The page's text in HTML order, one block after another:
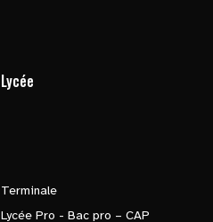
Lycée
Terminale
Lycée Pro - Bac pro – CAP